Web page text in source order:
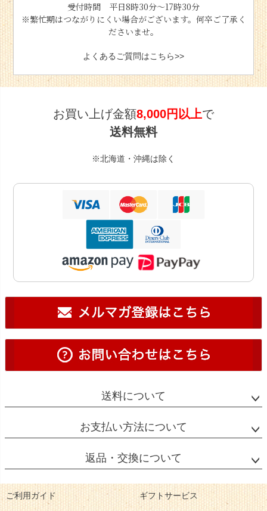
受付時間 平日8時30分〜17時30分
※繁忙期はつながりにくい場合がございます。何卒ご了承く
ださいませ。
よくあるご質問はこちら>>
お買い上げ金額8,000円以上で
送料無料
※北海道・沖縄は除く
送料について
お支払い方法について
返品・交換について
ご利用ガイド ギフトサービス